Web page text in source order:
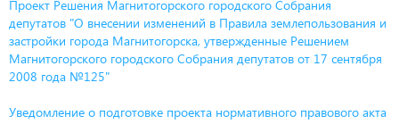
Проект Решения Магнитогорского городского Собрания
депутатов "О внесении изменений в Правила землепользования и
застройки города Магнитогорска, утвержденные Решением
Магнитогорского городского Собрания депутатов от 17 сентября
2008 года №125"
Уведомление о подготовке проекта нормативного правового акта